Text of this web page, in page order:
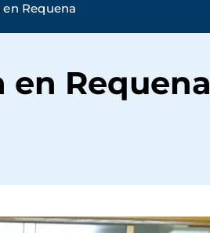
Requena
Requena